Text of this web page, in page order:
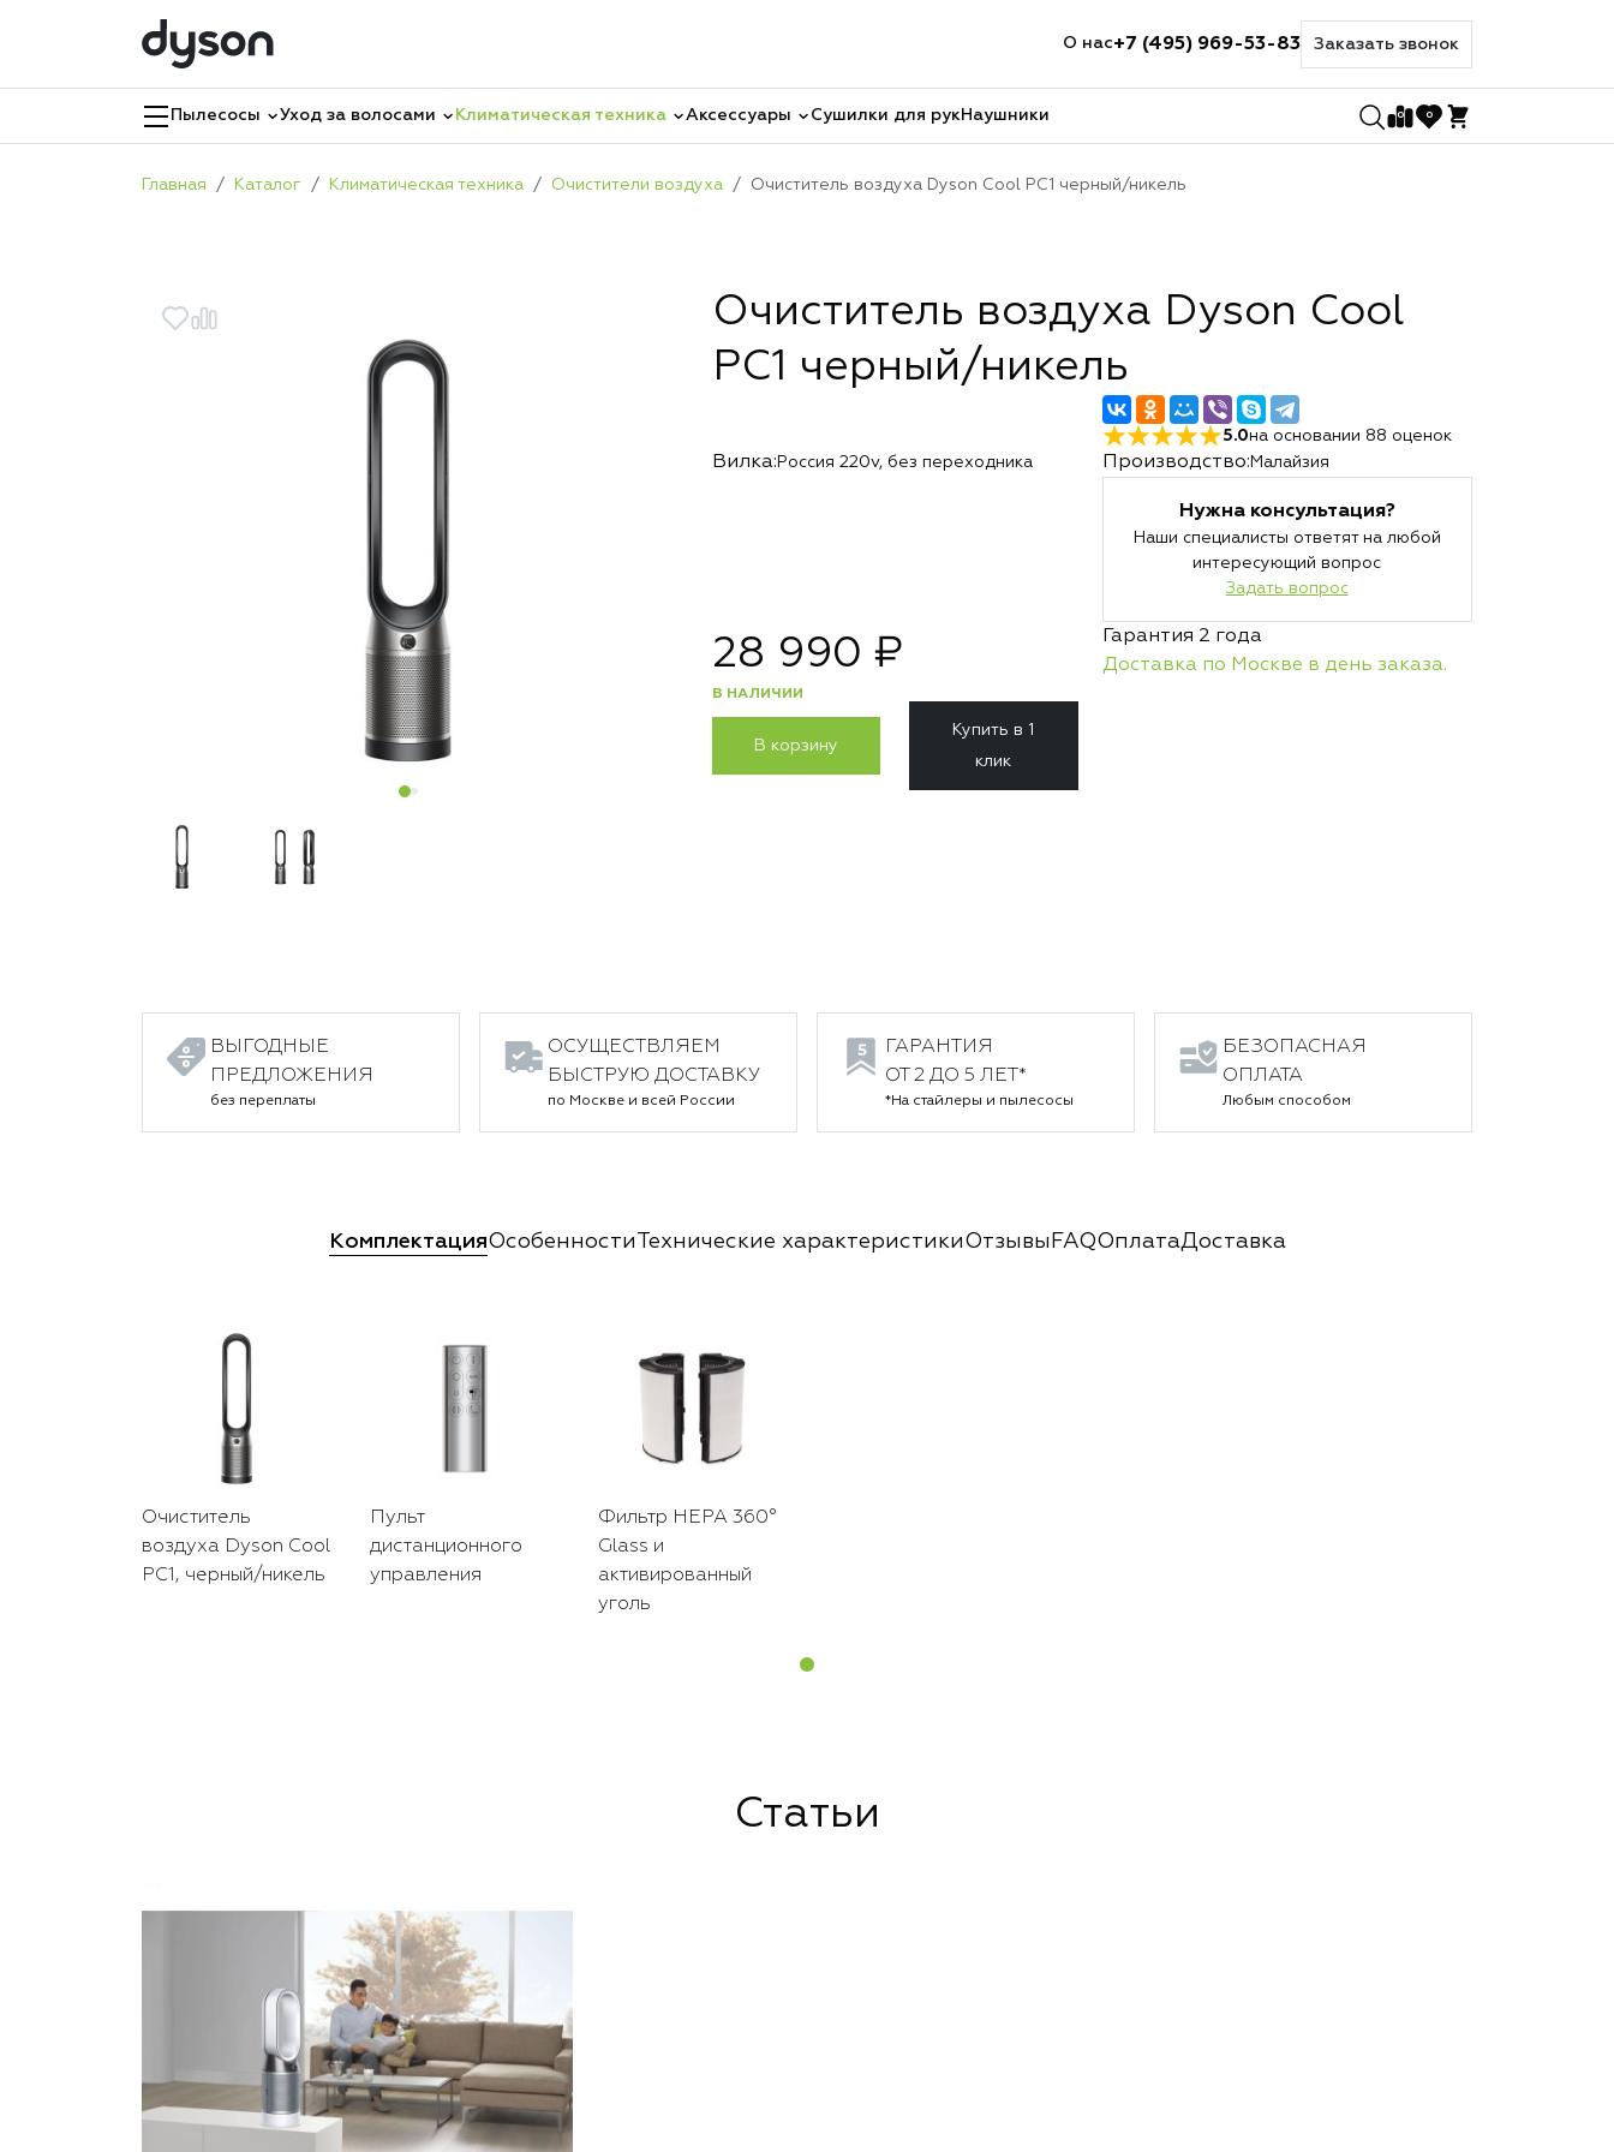
О нас+7 (495) 969-53-83 Заказать звонок
Пылесосы Уход за волосами Климатическая техника Аксессуары Сушилки для рукНаушники 0 0
Главная Каталог Климатическая техника Очистители воздуха Очиститель воздуха Dyson Cool PC1 черный/никель
Очиститель воздуха Dyson Cool
PC1 черный/никель
5.0на основании 88 оценок
Вилка: Россия 220v, без переходника Производство: Малайзия
Нужна консультация?
Наши специалисты ответят на любой
интересующий вопрос
Задать вопрос
Гарантия 2 года
Доставка по Москве в день заказа.
28 990 ₽
В НАЛИЧИИ
В корзину
Купить в 1
клик
ВЫГОДНЫЕ
ПРЕДЛОЖЕНИЯ
без переплаты
ОСУЩЕСТВЛЯЕМ
БЫСТРУЮ ДОСТАВКУ
по Москве и всей России
ГАРАНТИЯ
ОТ 2 ДО 5 ЛЕТ*
*На стайлеры и пылесосы
БЕЗОПАСНАЯ
ОПЛАТА
Любым способом
КомплектацияОсобенностиТехнические характеристикиОтзывы FAQОплатаДоставка
Очиститель
воздуха Dyson Cool
PC1, черный/никель
Пульт
дистанционного
управления
Фильтр HEPA 360°
Glass и
активированный
уголь
Статьи